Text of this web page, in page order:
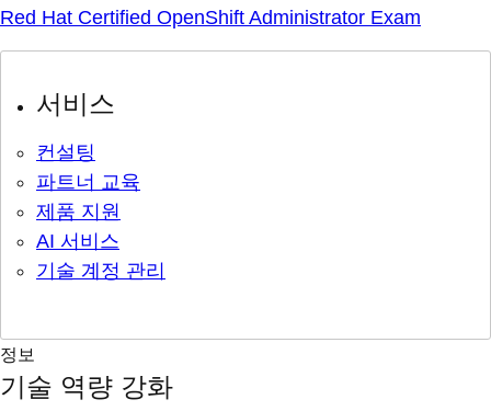
Red Hat Certified OpenShift Administrator Exam
서비스
컨설팅
파트너 교육
제품 지원
AI 서비스
기술 계정 관리
정보
기술 역량 강화